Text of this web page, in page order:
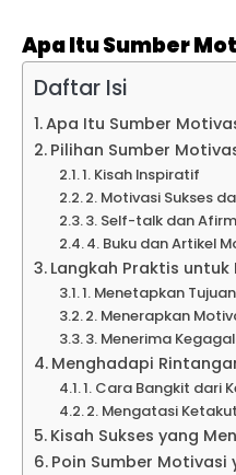
Apa Itu Sumber
Daftar Isi
Apa Itu Sumber
Pilihan Sumber
1. Kisah Inspiratif
2. Motivasi Sukses
3. Self-talk dan
4. Buku dan Artikel
Langkah Praktis
1. Menetapkan
2. Menerapkan
3. Menerima
Menghadapi
1. Cara Bangkit dari
2. Mengatasi
Kisah Sukses yang
Poin Sumber Motivasi